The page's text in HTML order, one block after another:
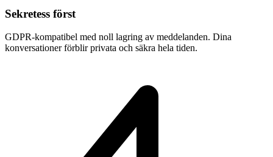
Sekretess först
GDPR-kompatibel med noll lagring av meddelanden. Dina
konversationer förblir privata och säkra hela tiden.